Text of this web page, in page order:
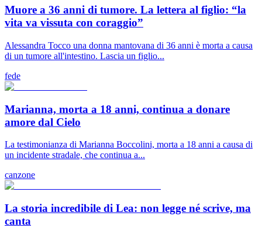
Muore a 36 anni di tumore. La lettera al figlio: “la
vita va vissuta con coraggio”
Alessandra Tocco una donna mantovana di 36 anni è morta a causa
di un tumore all'intestino. Lascia un figlio...
fede
Marianna, morta a 18 anni, continua a donare
amore dal Cielo
La testimonianza di Marianna Boccolini, morta a 18 anni a causa di
un incidente stradale, che continua a...
canzone
La storia incredibile di Lea: non legge né scrive, ma
canta